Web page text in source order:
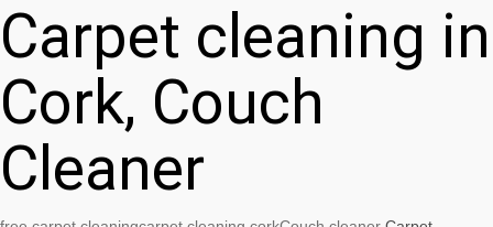
Carpet cleaning in
Cork, Couch
Cleaner